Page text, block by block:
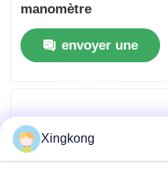
manomètre
réfrigérant rempli
d'huile avec bride
avant
envoyer une
Xingkong